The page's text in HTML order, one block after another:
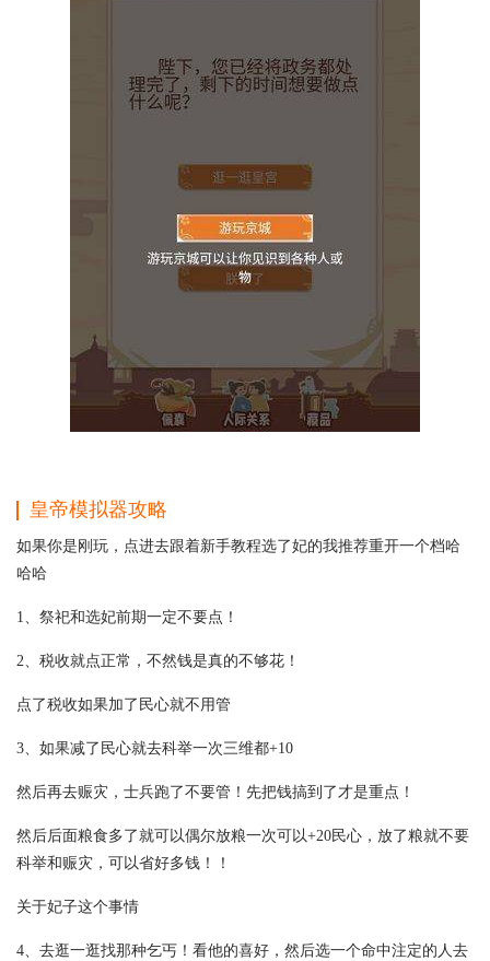
皇帝模拟器攻略
如果你是刚玩，点进去跟着新手教程选了妃的我推荐重开一个档哈
哈哈
1、祭祀和选妃前期一定不要点！
2、税收就点正常，不然钱是真的不够花！
点了税收如果加了民心就不用管
3、如果减了民心就去科举一次三维都+10
然后再去赈灾，士兵跑了不要管！先把钱搞到了才是重点！
然后后面粮食多了就可以偶尔放粮一次可以+20民心，放了粮就不要
科举和赈灾，可以省好多钱！！
关于妃子这个事情
4、去逛一逛找那种乞丐！看他的喜好，然后选一个命中注定的人去